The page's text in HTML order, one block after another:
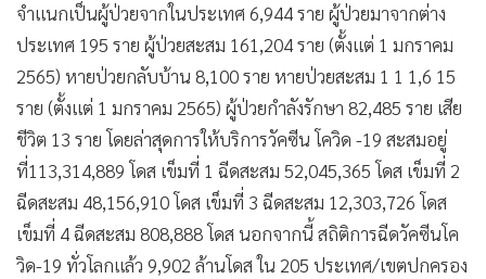
จำแนกเป็นผู้ป่วยจากในประเทศ 6,944 ราย ผู้ป่วยมาจากต่าง
ประเทศ 195 ราย ผู้ป่วยสะสม 161,204 ราย (ตั้งแต่ 1 มกราคม
2565) หายป่วยกลับบ้าน 8,100 ราย หายป่วยสะสม 1 1 1,6 15
ราย (ตั้งแต่ 1 มกราคม 2565) ผู้ป่วยกำลังรักษา 82,485 ราย เสีย
ชีวิต 13 ราย โดยล่าสุดการให้บริการวัคซีน โควิด -19 สะสมอยู่
ที่113,314,889 โดส เข็มที่ 1 ฉีดสะสม 52,045,365 โดส เข็มที่ 2
ฉีดสะสม 48,156,910 โดส เข็มที่ 3 ฉีดสะสม 12,303,726 โดส
เข็มที่ 4 ฉีดสะสม 808,888 โดส นอกจากนี้ สถิติการฉีดวัคซีนโค
วิด-19 ทั่วโลกแล้ว 9,902 ล้านโดส ใน 205 ประเทศ/เขตปกครอง